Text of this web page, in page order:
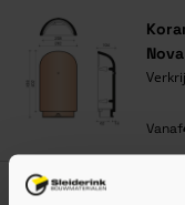
Nova
Vanaf